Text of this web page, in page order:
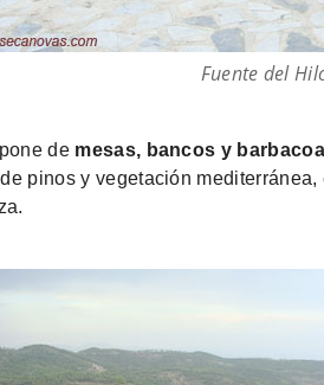
Fuente del
de mesas, bancos y
pinos y vegetación